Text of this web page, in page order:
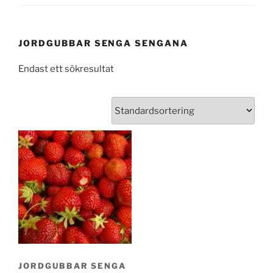
JORDGUBBAR SENGA SENGANA
Endast ett sökresultat
JORDGUBBAR SENGA